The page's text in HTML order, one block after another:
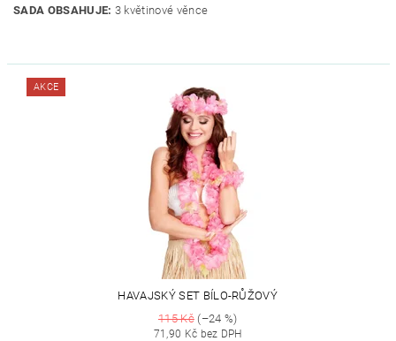
SADA OBSAHUJE: 3 květinové věnce
AKCE
HAVAJSKÝ SET BÍLO-RŮŽOVÝ
115 Kč(–24 %)
71,90 Kč bez DPH